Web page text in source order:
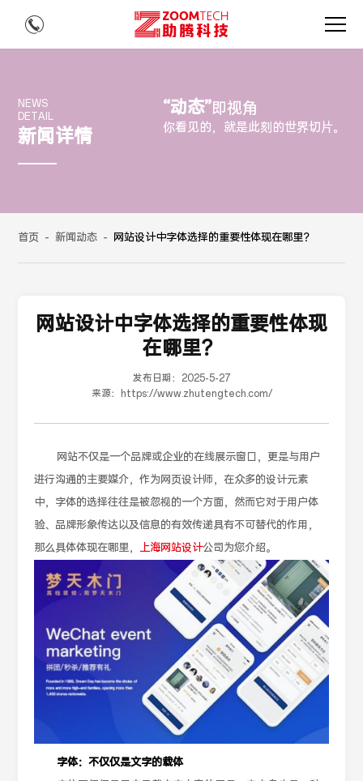
NEWS
DETAIL
新闻详情
“动态”即视角
你看见的，就是此刻的世界切片。
首页 - 新闻动态 - 网站设计中字体选择的重要性体现在哪里？
网站设计中字体选择的重要性体现
在哪里？
发布日期：
2025-5-27
来源：
https://www.zhutengtech.com/
网站不仅是一个品牌或企业的在线展示窗口，更是与用户
进行沟通的主要媒介，作为网页设计师，在众多的设计元素
中，字体的选择往往是被忽视的一个方面，然而它对于用户体
验、品牌形象传达以及信息的有效传递具有不可替代的作用，
那么具体体现在哪里， 上海网站设计公司为您介绍。
字体：不仅仅是文字的载体